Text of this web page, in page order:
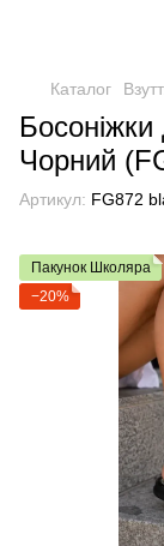
Каталог
Чорний
Артикул: FG872
Пакунок Школяра
−20%